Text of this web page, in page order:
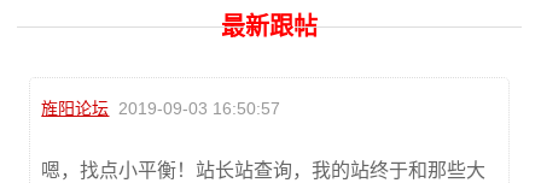
最新跟帖
旌阳论坛 2019-09-03 16:50:57
嗯，找点小平衡！站长站查询，我的站终于和那些大